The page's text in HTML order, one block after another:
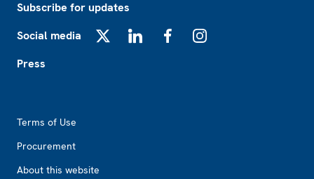
Subscribe for updates
Social media
Press
Terms of Use
Procurement
About this website